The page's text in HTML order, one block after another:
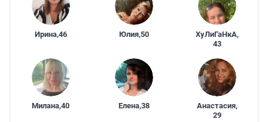
Ирина,46 Юлия,50 ХуЛиГаНкА,
43
Милана,40 Елена,38 Анастасия,
29